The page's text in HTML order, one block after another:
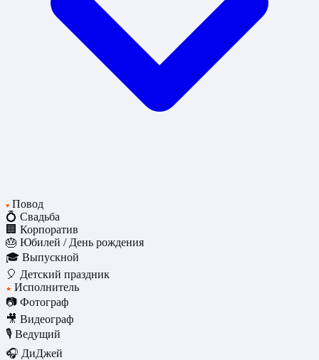
♥ Повод
💍 Свадьба
🏢 Корпоратив
🎂 Юбилей / День рождения
🎓 Выпускной
🎈 Детский праздник
★ Исполнитель
📷 Фотограф
🎥 Видеограф
🎙️ Ведущий
🎧 ДиДжей